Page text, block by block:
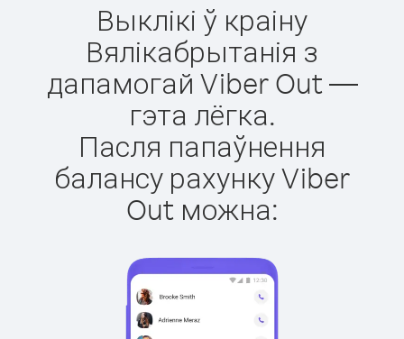
Выклікі ў краіну
Вялікабрытанія з
дапамогай Viber Out —
гэта лёгка.
Пасля папаўнення
балансу рахунку Viber
Out можна: